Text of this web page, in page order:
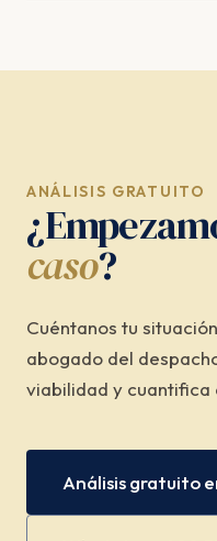
ANÁLISIS GRATUITO
caso?
Cuéntanos tu
abogado del
viabilidad y
Análisis gratuito